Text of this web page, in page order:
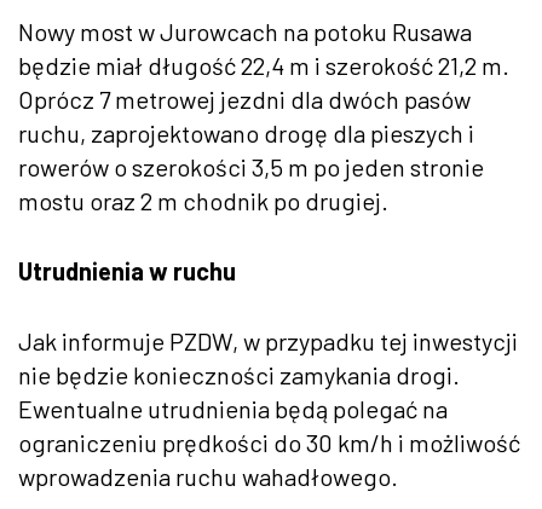
Nowy most w Jurowcach na potoku Rusawa
będzie miał długość 22,4 m i szerokość 21,2 m.
Oprócz 7 metrowej jezdni dla dwóch pasów
ruchu, zaprojektowano drogę dla pieszych i
rowerów o szerokości 3,5 m po jeden stronie
mostu oraz 2 m chodnik po drugiej.
Utrudnienia w ruchu
Jak informuje PZDW, w przypadku tej inwestycji
nie będzie konieczności zamykania drogi.
Ewentualne utrudnienia będą polegać na
ograniczeniu prędkości do 30 km/h i możliwość
wprowadzenia ruchu wahadłowego.